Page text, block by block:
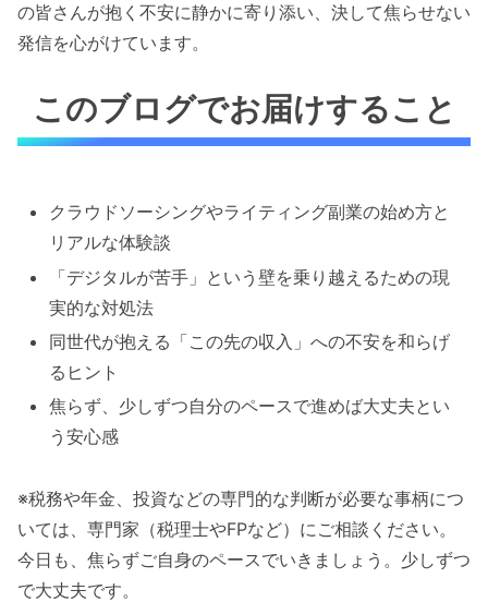
の皆さんが抱く不安に静かに寄り添い、決して焦らせない
発信を心がけています。
このブログでお届けすること
クラウドソーシングやライティング副業の始め方と
リアルな体験談
「デジタルが苦手」という壁を乗り越えるための現
実的な対処法
同世代が抱える「この先の収入」への不安を和らげ
るヒント
焦らず、少しずつ自分のペースで進めば大丈夫とい
う安心感
※税務や年金、投資などの専門的な判断が必要な事柄につ
いては、専門家（税理士やFPなど）にご相談ください。
今日も、焦らずご自身のペースでいきましょう。少しずつ
で大丈夫です。